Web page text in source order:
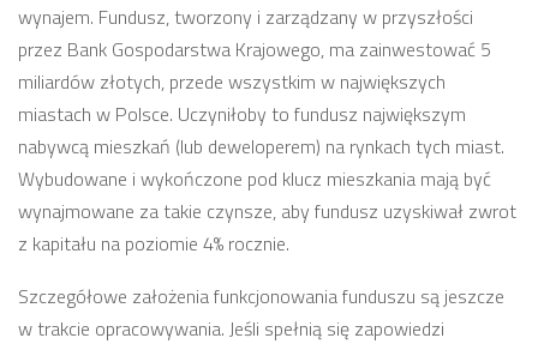
wynajem. Fundusz, tworzony i zarządzany w przyszłości
przez Bank Gospodarstwa Krajowego, ma zainwestować 5
miliardów złotych, przede wszystkim w największych
miastach w Polsce. Uczyniłoby to fundusz największym
nabywcą mieszkań (lub deweloperem) na rynkach tych miast.
Wybudowane i wykończone pod klucz mieszkania mają być
wynajmowane za takie czynsze, aby fundusz uzyskiwał zwrot
z kapitału na poziomie 4% rocznie.
Szczegółowe założenia funkcjonowania funduszu są jeszcze
w trakcie opracowywania. Jeśli spełnią się zapowiedzi